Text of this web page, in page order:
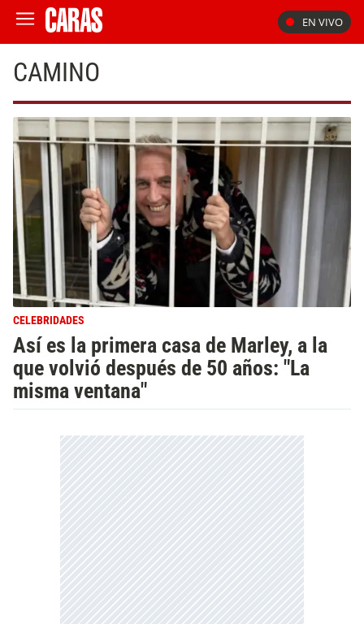
EN VIVO
CAMINO
CELEBRIDADES
Así es la primera casa de Marley, a la
que volvió después de 50 años: "La
misma ventana"